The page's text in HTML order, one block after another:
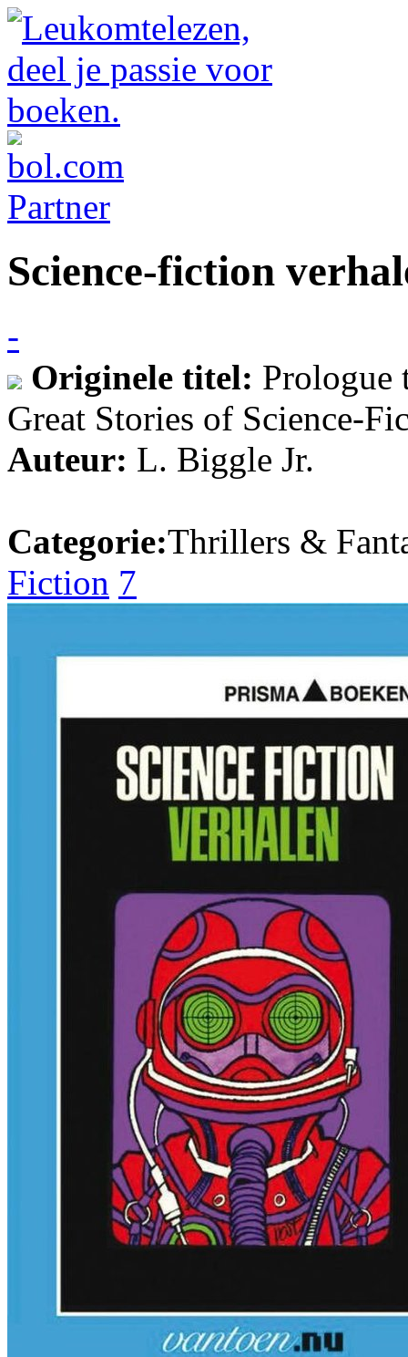
Science-fiction
-
Originele titel: Prologue
Great Stories of Science-
Auteur: L. Biggle Jr.
Categorie:Thrillers &
Fiction 7